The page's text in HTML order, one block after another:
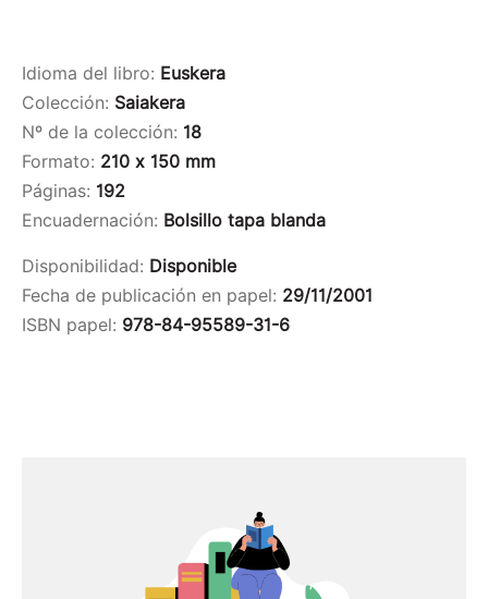
Idioma del libro: Euskera
Colección: Saiakera
Nº de la colección: 18
Formato: 210 x 150 mm
Páginas: 192
Encuadernación: Bolsillo tapa blanda
Disponibilidad: Disponible
Fecha de publicación en papel: 29/11/2001
ISBN papel: 978-84-95589-31-6